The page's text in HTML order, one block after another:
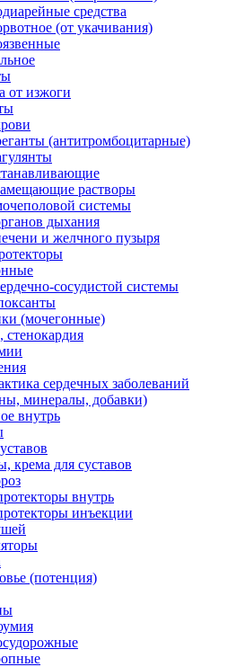
средства
(от укачивания)
от изжоги
(антитромбоцитарные)
растворы
системы
дыхания
и желчного пузыря
сосудистой системы
(мочегонные)
сердечных заболеваний
минералы, добавки)
внутрь
крема для суставов
внутрь
инъекции
(потенция)